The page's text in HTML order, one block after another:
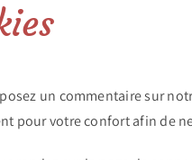
un commentaire sur
pour votre confort afin de